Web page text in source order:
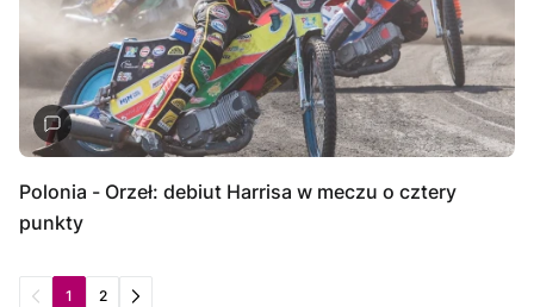
Polonia - Orzeł: debiut Harrisa w meczu o cztery
punkty
1 2